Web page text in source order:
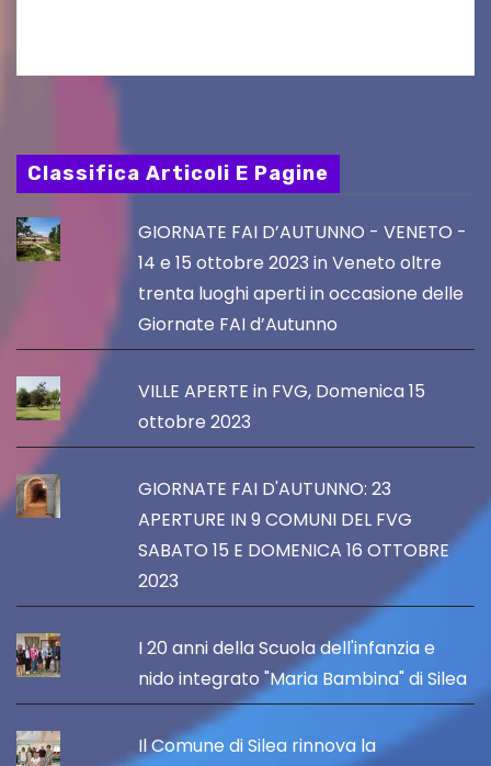
Classifica Articoli E Pagine
GIORNATE FAI D’AUTUNNO - VENETO -
14 e 15 ottobre 2023 in Veneto oltre
trenta luoghi aperti in occasione delle
Giornate FAI d’Autunno
VILLE APERTE in FVG, Domenica 15
ottobre 2023
GIORNATE FAI D'AUTUNNO: 23
APERTURE IN 9 COMUNI DEL FVG
SABATO 15 E DOMENICA 16 OTTOBRE
2023
I 20 anni della Scuola dell'infanzia e
nido integrato "Maria Bambina" di Silea
Il Comune di Silea rinnova la